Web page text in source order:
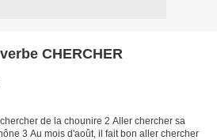
CHERCHER
de la chounire 2 Aller chercher sa
3 Au mois d'août, il fait bon aller chercher